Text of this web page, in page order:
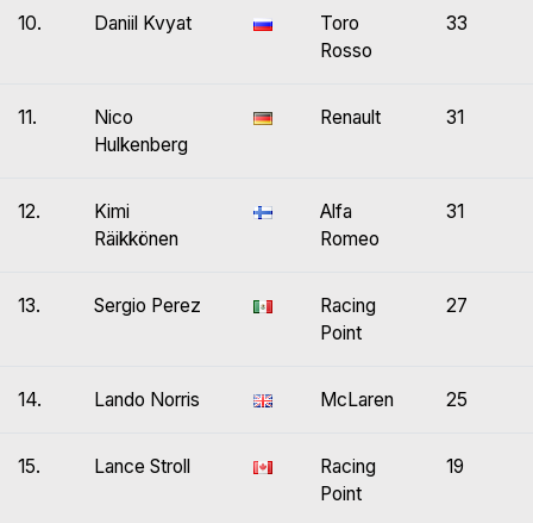
10. Daniil Kvyat
Toro
Rosso
33
11.
Nico
Hulkenberg
Renault 31
12.
Kimi
Räikkönen
Alfa
Romeo
31
13. Sergio Perez
Racing
Point
27
14. Lando Norris McLaren 25
15. Lance Stroll
Racing
Point
19